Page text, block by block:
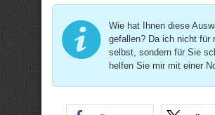
Wie hat Ihnen diese
gefallen? Da ich nicht für
selbst, sondern für Sie
helfen Sie mir mit einer